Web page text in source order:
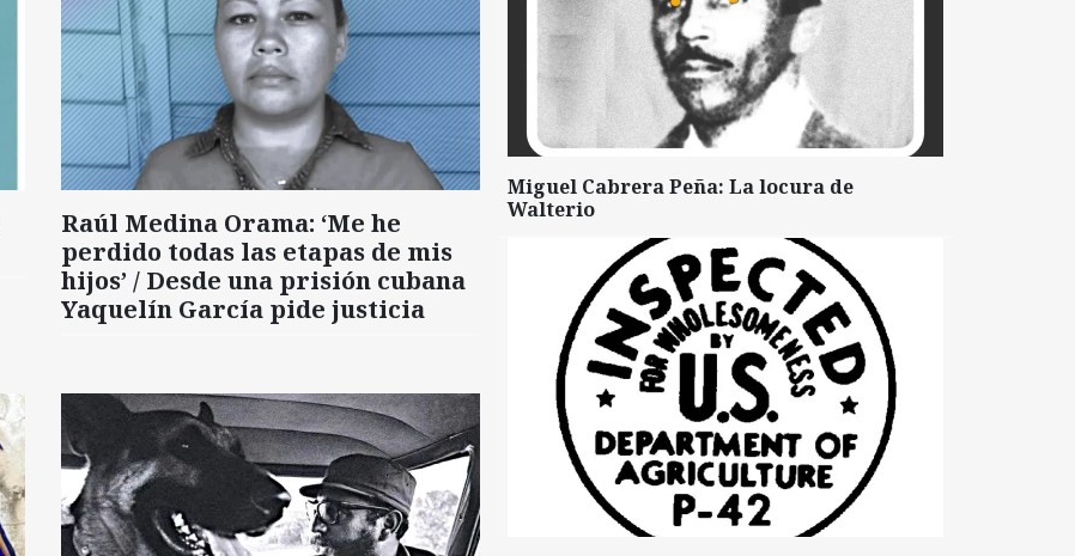
Raúl Medina Orama: ‘Me he
perdido todas las etapas de mis
hijos’ / Desde una prisión cubana
Yaquelín García pide justicia
Miguel Cabrera Peña: La locura de
Walterio